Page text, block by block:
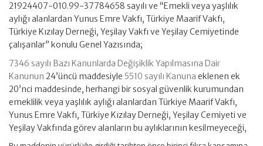
21924407-010.99-37784658 sayılı ve “Emekli veya yaşlılık
aylığı alanlardan Yunus Emre Vakfı, Türkiye Maarif Vakfı,
Türkiye Kızılay Derneği, Yeşilay Vakfı ve Yeşilay Cemiyetinde
çalışanlar” konulu Genel Yazısında;
7346 sayılı Bazı Kanunlarda Değişiklik Yapılmasına Dair
Kanunun 24’üncü maddesiyle 5510 sayılı Kanuna eklenen ek
20’nci maddesinde, herhangi bir sosyal güvenlik kurumundan
emeklilik veya yaşlılık aylığı alanlardan Türkiye Maarif Vakfı,
Yunus Emre Vakfı, Türkiye Kızılay Derneği, Yeşilay Cemiyeti ve
Yeşilay Vakfında görev alanların bu aylıklarının kesilmeyeceği,